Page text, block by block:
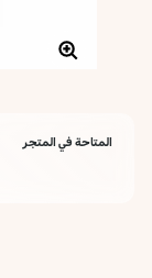
المتاحة في المتجر